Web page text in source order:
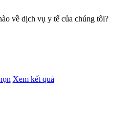
về dịch vụ y tế của chúng tôi?
Xem kết quả